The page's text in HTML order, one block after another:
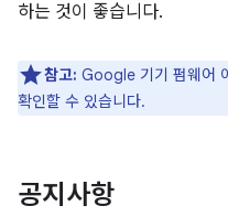
하는 것이 좋습니다.
참고: Google 기기 펌웨어
확인할 수 있습니다.
공지사항